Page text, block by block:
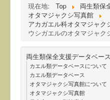
現在地: Top
両生類保
オタマジャクシ写真館
アカガエル科オタマジャク
ウシガエルのオタマジャク
両生類保全支援データベース
カエル類データベースについて
カエル類データベース
オタマジャクシ写真館について
オタマジャクシ写真館